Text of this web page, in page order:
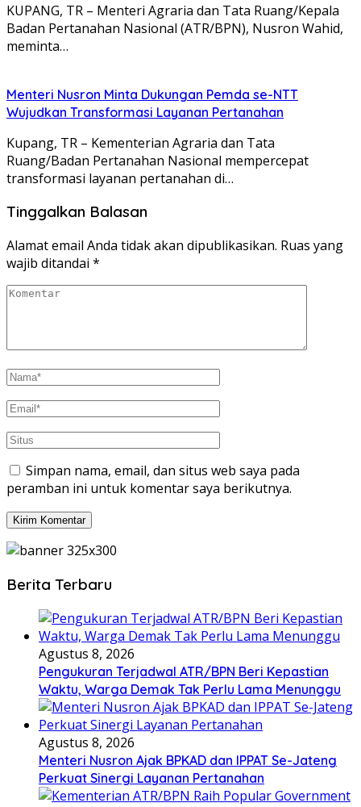
KUPANG, TR – Menteri Agraria dan Tata Ruang/Kepala
Badan Pertanahan Nasional (ATR/BPN), Nusron Wahid,
meminta…
Menteri Nusron Minta Dukungan Pemda se-NTT
Wujudkan Transformasi Layanan Pertanahan
Kupang, TR – Kementerian Agraria dan Tata
Ruang/Badan Pertanahan Nasional mempercepat
transformasi layanan pertanahan di…
Tinggalkan Balasan
Alamat email Anda tidak akan dipublikasikan. Ruas yang
wajib ditandai *
Simpan nama, email, dan situs web saya pada
peramban ini untuk komentar saya berikutnya.
Berita Terbaru
Agustus 8, 2026
Pengukuran Terjadwal ATR/BPN Beri Kepastian
Waktu, Warga Demak Tak Perlu Lama Menunggu
Agustus 8, 2026
Menteri Nusron Ajak BPKAD dan IPPAT Se-Jateng
Perkuat Sinergi Layanan Pertanahan